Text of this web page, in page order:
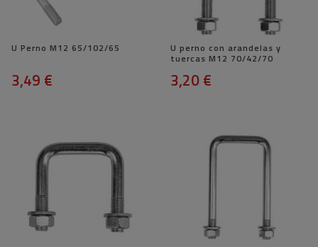
U Perno M12 65/102/65
3,49 €
U perno con arandelas y
tuercas M12 70/42/70
3,20 €